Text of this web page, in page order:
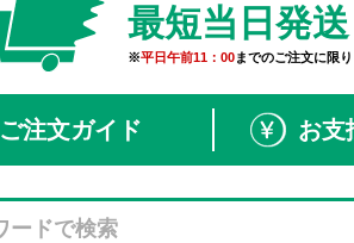
最短当日発送
※平日午前11：00までのご注文に限り
ご注文ガイド お支